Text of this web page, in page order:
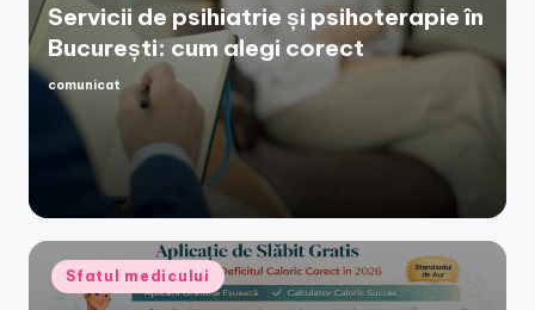
Servicii de psihiatrie și psihoterapie în
București: cum alegi corect
Posted
by
comunicat
Posted
in
Sfatul medicului